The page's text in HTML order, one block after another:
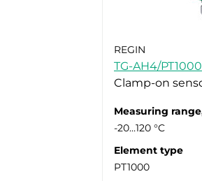
REGIN
TG-AH4/PT1000
Clamp-on
Measuring
-20…120 °C
Element type
PT1000